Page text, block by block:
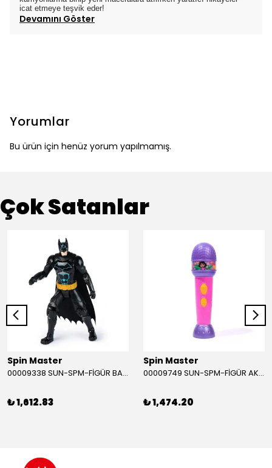
icat etmeye teşvik eder!
Devamını Göster
Yorumlar
Bu ürün için henüz yorum yapılmamış.
Çok Satanlar
Spin Master
00009338 SUN-SPM-FİGÜR BATMAN NİNJA STRIKE 30 CM. EXC.
₺ 1,612.83
Spin Master
00009749 SUN-SPM-FİGÜR AKS. DORA MİKROFON YAĞMUR ORMANI RİTMİ (DORA) SESLİ
₺ 1,474.20